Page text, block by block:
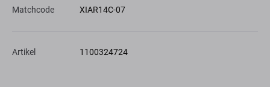
Matchcode XIAR14C-07
Artikel 1100324724